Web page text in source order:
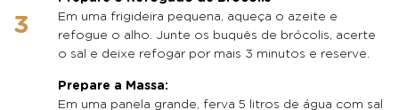
Em uma frigideira pequena, aqueça o azeite e
refogue o alho. Junte os buquês de brócolis, acerte
o sal e deixe refogar por mais 3 minutos e reserve.
Prepare a Massa:
Em uma panela grande, ferva 5 litros de água com sal